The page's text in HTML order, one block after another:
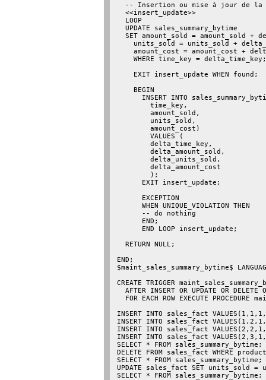
-- Insertion ou mise à jour de
  <<insert_update>>
  LOOP
  UPDATE sales_summary_bytime
SET amount_sold = amount_sold +
units_sold = units_sold +
amount_cost = amount_cost +
    WHERE time_key = delta_time_key;
    EXIT insert_update WHEN found;
    BEGIN
INSERT INTO
        time_key,
        amount_sold,
        units_sold,
        amount_cost)
        VALUES (
        delta_time_key,
        delta_amount_sold,
        delta_units_sold,
        delta_amount_cost
        );
      EXIT insert_update;
      EXCEPTION
      WHEN UNIQUE_VIOLATION THEN
      -- do nothing
      END;
      END LOOP insert_update;
  RETURN NULL;
END;
$maint_sales_summary_bytime$
CREATE TRIGGER
AFTER INSERT OR UPDATE OR DELETE
FOR EACH ROW EXECUTE PROCEDURE
INSERT INTO sales_fact
INSERT INTO sales_fact
INSERT INTO sales_fact
INSERT INTO sales_fact
SELECT * FROM sales_summary_bytime;
DELETE FROM sales_fact WHERE
SELECT * FROM sales_summary_bytime;
UPDATE sales_fact SET units_sold
SELECT * FROM sales_summary_bytime;